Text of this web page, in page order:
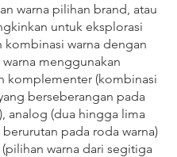
warna pilihan brand, atau
untuk eksplorasi
kombinasi warna dengan
menggunakan
komplementer (kombinasi
berseberangan pada
analog (dua hingga lima
berurutan pada roda warna)
warna dari segitiga